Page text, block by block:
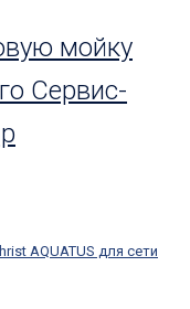
мойку
Сервис-